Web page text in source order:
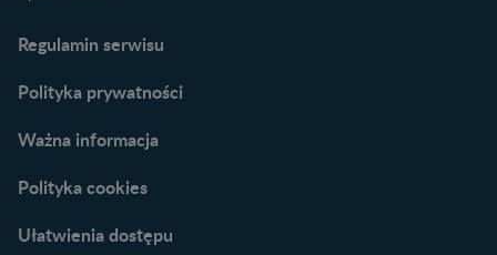
praktyczne wskazówki
Regulamin serwisu
Polityka prywatności
Ważna informacja
Polityka cookies
Ułatwienia dostępu